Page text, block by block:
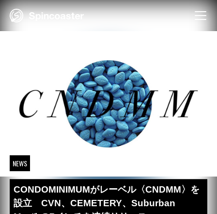
Skip
NEWS
CONDOMINIMUMがレーベル〈CNDMM〉を
設立 CVN、CEMETERY、Suburban